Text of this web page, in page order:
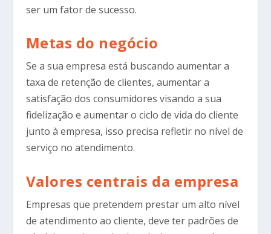
ser um fator de sucesso.
Metas do negócio
Se a sua empresa está buscando aumentar a
taxa de retenção de clientes, aumentar a
satisfação dos consumidores visando a sua
fidelização e aumentar o ciclo de vida do cliente
junto à empresa, isso precisa refletir no nível de
serviço no atendimento.
Valores centrais da empresa
Empresas que pretendem prestar um alto nível
de atendimento ao cliente, deve ter padrões de